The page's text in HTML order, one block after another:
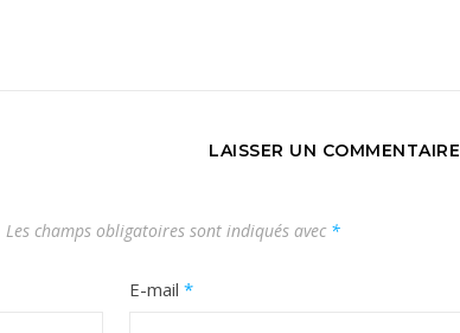
LAISSER UN COMMENTAIRE
Les champs obligatoires sont indiqués avec *
E-mail*